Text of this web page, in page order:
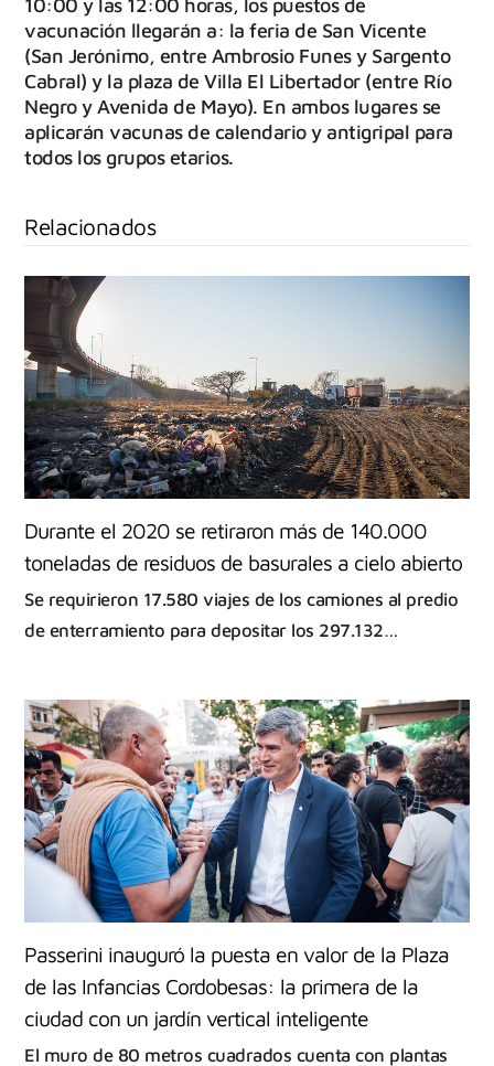
vacunación llegarán a: la feria de San Vicente
(San Jerónimo, entre Ambrosio Funes y Sargento
Cabral) y la plaza de Villa El Libertador (entre Río
Negro y Avenida de Mayo). En ambos lugares se
aplicarán vacunas de calendario y antigripal para
todos los grupos etarios.
Relacionados
Durante el 2020 se retiraron más de 140.000
toneladas de residuos de basurales a cielo abierto
Se requirieron 17.580 viajes de los camiones al predio
de enterramiento para depositar los 297.132…
Passerini inauguró la puesta en valor de la Plaza
de las Infancias Cordobesas: la primera de la
ciudad con un jardín vertical inteligente
El muro de 80 metros cuadrados cuenta con plantas